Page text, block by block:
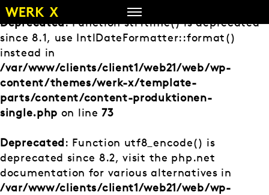
Zum
Inhalt
springen
Deprecated: Function strftime() is deprecated
since 8.1, use IntlDateFormatter::format()
instead in
/var/www/clients/client1/web21/web/wp-
content/themes/werk-x/template-
parts/content/content-produktionen-
single.php on line73
Deprecated: Function utf8_encode() is
deprecated since 8.2, visit the php.net
documentation for various alternatives in
/var/www/clients/client1/web21/web/wp-